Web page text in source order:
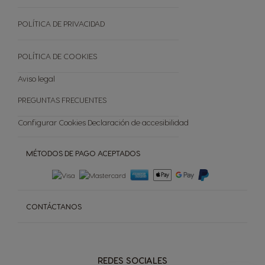
Reciclar Capsulas
Tienda Exclusiva
REDES SOCIALES
MÉTODOS DE PAGO ACEPTADOS
CONTÁCTANOS
POLÍTICA DE PRIVACIDAD
POLÍTICA DE COOKIES
Aviso legal
PREGUNTAS FRECUENTES
Configurar Cookies Declaración de accesibilidad